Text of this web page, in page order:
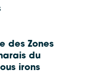
des Zones
du
irons